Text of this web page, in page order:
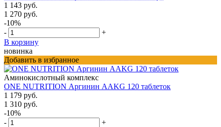
1 143 руб.
1 270 руб.
-10%
-
+
В корзину
новинка
Добавить в избранное
Аминокислотный комплекс
ONE NUTRITION Аргинин AAKG 120 таблеток
1 179 руб.
1 310 руб.
-10%
-
+